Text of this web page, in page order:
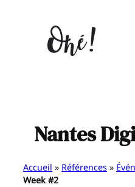
Nantes
Accueil » Références »
Week #2